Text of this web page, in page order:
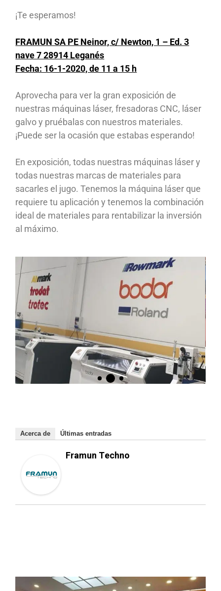
¡Te esperamos!
FRAMUN SA PE Neinor, c/ Newton, 1 – Ed. 3
nave 7 28914 Leganés
Fecha: 16-1-2020, de 11 a 15 h
Aprovecha para ver la gran exposición de
nuestras máquinas láser, fresadoras CNC, láser
galvo y pruébalas con nuestros materiales.
¡Puede ser la ocasión que estabas esperando!
En exposición, todas nuestras máquinas láser y
todas nuestras marcas de materiales para
sacarles el jugo. Tenemos la máquina láser que
requiere tu aplicación y tenemos la combinación
ideal de materiales para rentabilizar la inversión
al máximo.
Acerca de Últimas entradas
Framun Techno